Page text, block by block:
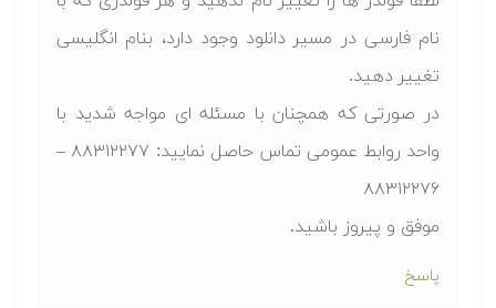
نام فارسی در مسیر دانلود وجود دارد، بنام انگلیسی
تغییر دهید.
در صورتی که همچنان با مسئله ای مواجه شدید با
واحد روابط عمومی تماس حاصل نمایید: ۸۸۳۱۲۲۷۷ –
۸۸۳۱۲۲۷۶
موفق و پیروز باشید.
پاسخ